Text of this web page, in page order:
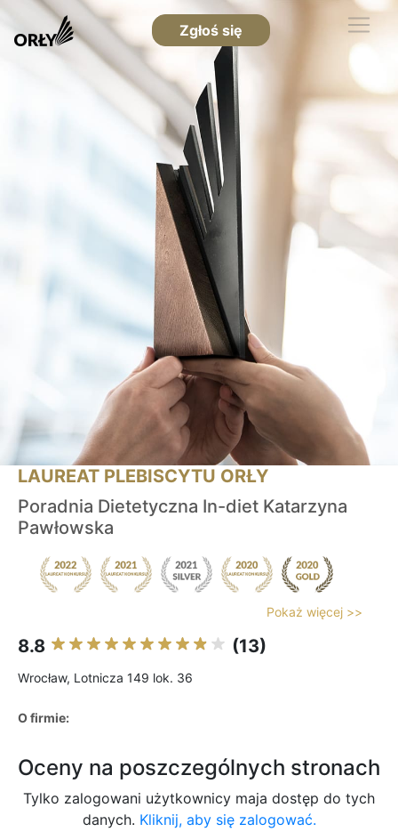
Zgłoś się
LAUREAT PLEBISCYTU ORŁY
Poradnia Dietetyczna In-diet Katarzyna
Pawłowska
Pokaż więcej >>
8.8 (13)
Wrocław, Lotnicza 149 lok. 36
O firmie:
Oceny na poszczególnych stronach
Tylko zalogowani użytkownicy maja dostęp do tych
danych. Kliknij, aby się zalogować.